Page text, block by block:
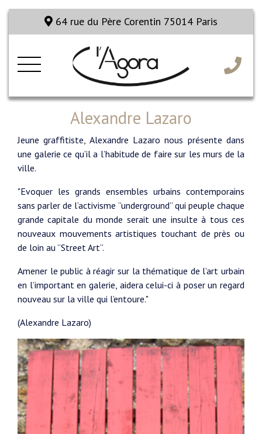
64 rue du Père Corentin 75014 Paris
Alexandre Lazaro
Jeune graffitiste, Alexandre Lazaro nous présente dans
une galerie ce qu’il a l’habitude de faire sur les murs de la
ville.
"Evoquer les grands ensembles urbains contemporains
sans parler de l’activisme ’’underground’’ qui peuple chaque
grande capitale du monde serait une insulte à tous ces
nouveaux mouvements artistiques touchant de près ou
de loin au ’’Street Art’’.
Amener le public à réagir sur la thématique de l’art urbain
en l’important en galerie, aidera celui-ci à poser un regard
nouveau sur la ville qui l’entoure."
(Alexandre Lazaro)